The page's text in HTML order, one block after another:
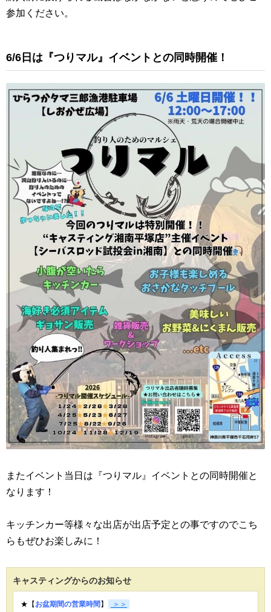
参加ください。
6/6日は『つりマル』イベントとの同時開催！
またイベント当日は『つりマル』イベントとの同時開催と
なります！
キッチンカー等様々な出店が出店予定との事ですのでこち
らもぜひお楽しみに！
キャスティングからのお知らせ
★【 お盆期間の営業時間 】 ＞＞